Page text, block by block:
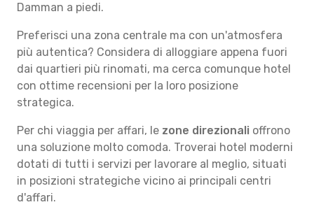
Damman a piedi.
Preferisci una zona centrale ma con un'atmosfera
più autentica? Considera di alloggiare appena fuori
dai quartieri più rinomati, ma cerca comunque hotel
con ottime recensioni per la loro posizione
strategica.
Per chi viaggia per affari, le zone direzionali offrono
una soluzione molto comoda. Troverai hotel moderni
dotati di tutti i servizi per lavorare al meglio, situati
in posizioni strategiche vicino ai principali centri
d'affari.